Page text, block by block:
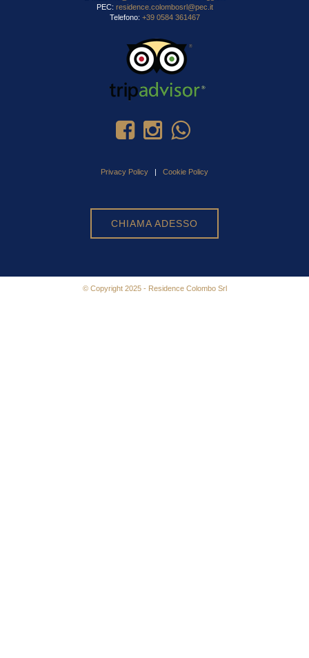
PEC: residence.colombosrl@pec.it
Telefono: +39 0584 361467
Privacy Policy | Cookie Policy
CHIAMA ADESSO
© Copyright 2025 - Residence Colombo Srl